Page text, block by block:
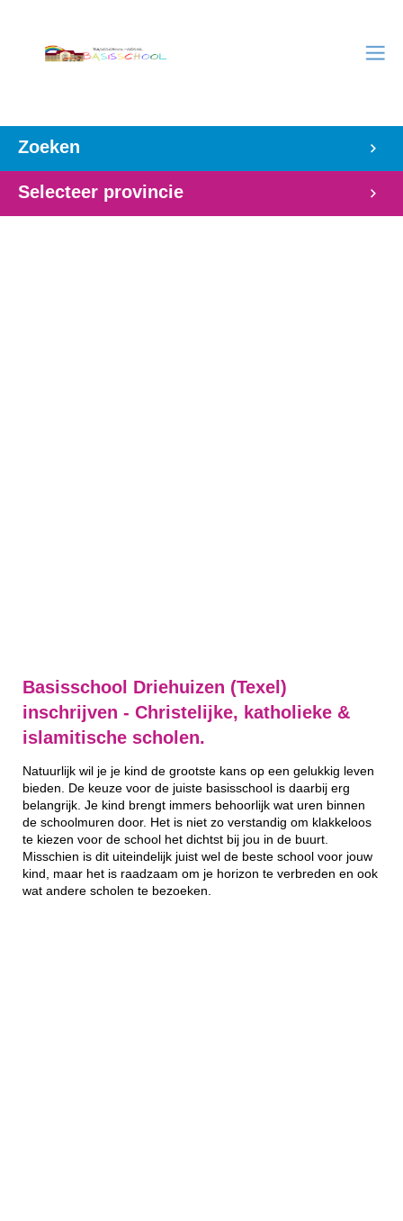
Zoeken
Selecteer provincie
Basisschool Driehuizen (Texel)
inschrijven - Christelijke, katholieke &
islamitische scholen.
Natuurlijk wil je je kind de grootste kans op een gelukkig leven
bieden. De keuze voor de juiste basisschool is daarbij erg
belangrijk. Je kind brengt immers behoorlijk wat uren binnen
de schoolmuren door. Het is niet zo verstandig om klakkeloos
te kiezen voor de school het dichtst bij jou in de buurt.
Misschien is dit uiteindelijk juist wel de beste school voor jouw
kind, maar het is raadzaam om je horizon te verbreden en ook
wat andere scholen te bezoeken.